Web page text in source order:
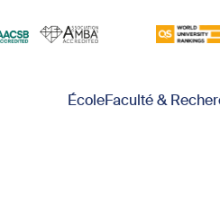
ÉcoleFaculté &